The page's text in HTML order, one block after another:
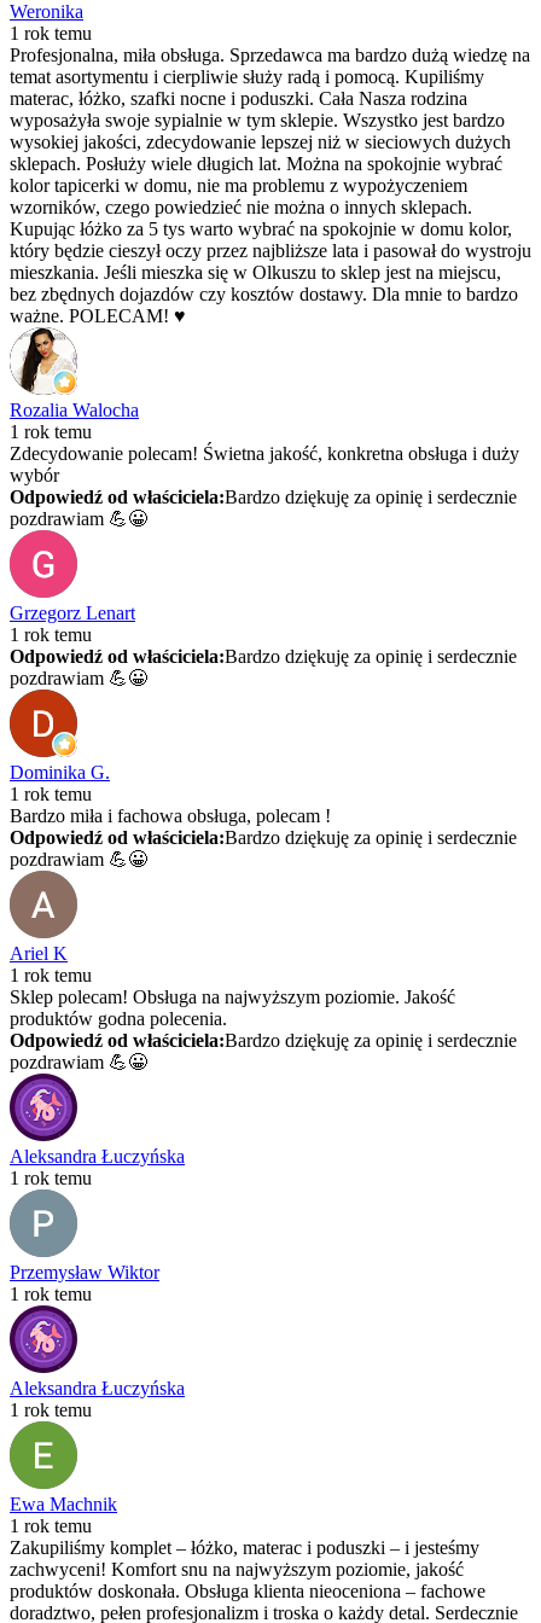
Weronika
1 rok temu
Profesjonalna, miła obsługa. Sprzedawca ma bardzo dużą wiedzę na
temat asortymentu i cierpliwie służy radą i pomocą. Kupiliśmy
materac, łóżko, szafki nocne i poduszki. Cała Nasza rodzina
wyposażyła swoje sypialnie w tym sklepie. Wszystko jest bardzo
wysokiej jakości, zdecydowanie lepszej niż w sieciowych dużych
sklepach. Posłuży wiele długich lat. Można na spokojnie wybrać
kolor tapicerki w domu, nie ma problemu z wypożyczeniem
wzorników, czego powiedzieć nie można o innych sklepach.
Kupując łóżko za 5 tys warto wybrać na spokojnie w domu kolor,
który będzie cieszył oczy przez najbliższe lata i pasował do wystroju
mieszkania. Jeśli mieszka się w Olkuszu to sklep jest na miejscu,
bez zbędnych dojazdów czy kosztów dostawy. Dla mnie to bardzo
ważne. POLECAM! ♥️
Rozalia Walocha
1 rok temu
Zdecydowanie polecam! Świetna jakość, konkretna obsługa i duży
wybór
Odpowiedź od właściciela:Bardzo dziękuję za opinię i serdecznie
pozdrawiam 💪😀
Grzegorz Lenart
1 rok temu
Odpowiedź od właściciela:Bardzo dziękuję za opinię i serdecznie
pozdrawiam 💪😀
Dominika G.
1 rok temu
Bardzo miła i fachowa obsługa, polecam !
Odpowiedź od właściciela:Bardzo dziękuję za opinię i serdecznie
pozdrawiam 💪😀
Ariel K
1 rok temu
Sklep polecam! Obsługa na najwyższym poziomie. Jakość
produktów godna polecenia.
Odpowiedź od właściciela:Bardzo dziękuję za opinię i serdecznie
pozdrawiam 💪😀
Aleksandra Łuczyńska
1 rok temu
Przemysław Wiktor
1 rok temu
Aleksandra Łuczyńska
1 rok temu
Ewa Machnik
1 rok temu
Zakupiliśmy komplet – łóżko, materac i poduszki – i jesteśmy
zachwyceni! Komfort snu na najwyższym poziomie, jakość
produktów doskonała. Obsługa klienta nieoceniona – fachowe
doradztwo, pełen profesjonalizm i troska o każdy detal. Serdecznie